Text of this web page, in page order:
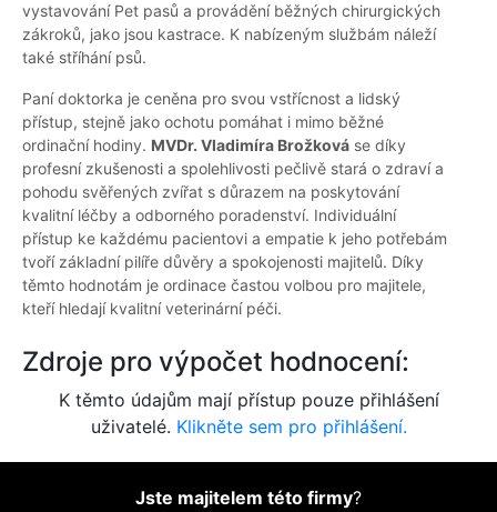
vystavování Pet pasů a provádění běžných chirurgických
zákroků, jako jsou kastrace. K nabízeným službám náleží
také stříhání psů.
Paní doktorka je ceněna pro svou vstřícnost a lidský
přístup, stejně jako ochotu pomáhat i mimo běžné
ordinační hodiny. MVDr. Vladimíra Brožková se díky
profesní zkušenosti a spolehlivosti pečlivě stará o zdraví a
pohodu svěřených zvířat s důrazem na poskytování
kvalitní léčby a odborného poradenství. Individuální
přístup ke každému pacientovi a empatie k jeho potřebám
tvoří základní pilíře důvěry a spokojenosti majitelů. Díky
těmto hodnotám je ordinace častou volbou pro majitele,
kteří hledají kvalitní veterinární péči.
Zdroje pro výpočet hodnocení:
K těmto údajům mají přístup pouze přihlášení
uživatelé. Klikněte sem pro přihlášení.
Jste majitelem této firmy?